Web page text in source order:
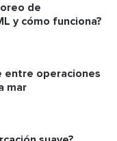
de
y cómo funciona?
entre operaciones
mar